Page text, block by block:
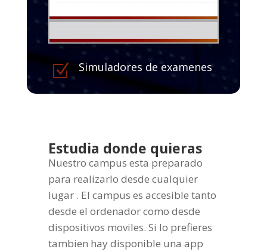
Z Simuladores de examenes
Estudia donde quieras
Nuestro campus esta preparado
para realizarlo desde cualquier
lugar . El campus es accesible tanto
desde el ordenador como desde
dispositivos moviles. Si lo prefieres
tambien hay disponible una app